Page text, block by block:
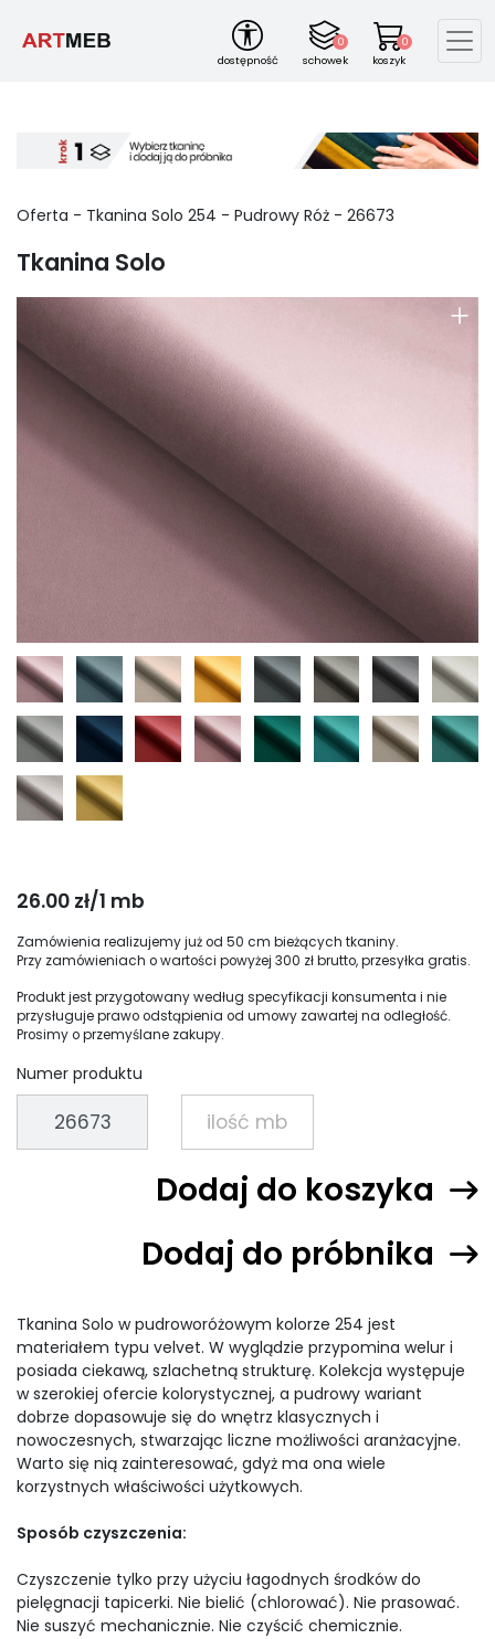
dostępność
0
schowek
0
koszyk
Oferta - Tkanina Solo 254 - Pudrowy Róż - 26673
Tkanina Solo
+
26.00 zł/1 mb
Zamówienia realizujemy już od 50 cm bieżących tkaniny.
Przy zamówieniach o wartości powyżej 300 zł brutto, przesyłka gratis.
Produkt jest przygotowany według specyfikacji konsumenta i nie
przysługuje prawo odstąpienia od umowy zawartej na odległość.
Prosimy o przemyślane zakupy.
Numer produktu
Dodaj do koszyka
Dodaj do próbnika
Tkanina Solo w pudroworóżowym kolorze 254 jest
materiałem typu velvet. W wyglądzie przypomina welur i
posiada ciekawą, szlachetną strukturę. Kolekcja występuje
w szerokiej ofercie kolorystycznej, a pudrowy wariant
dobrze dopasowuje się do wnętrz klasycznych i
nowoczesnych, stwarzając liczne możliwości aranżacyjne.
Warto się nią zainteresować, gdyż ma ona wiele
korzystnych właściwości użytkowych.
Sposób czyszczenia:
Czyszczenie tylko przy użyciu łagodnych środków do
pielęgnacji tapicerki. Nie bielić (chlorować). Nie prasować.
Nie suszyć mechanicznie. Nie czyścić chemicznie.